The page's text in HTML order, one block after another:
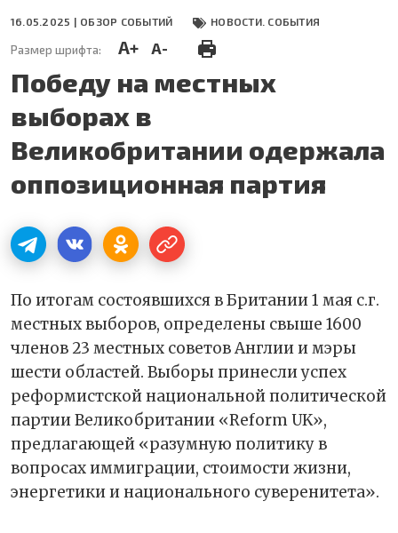
16.05.2025 | ОБЗОР СОБЫТИЙ НОВОСТИ. СОБЫТИЯ
Размер шрифта: A+ A-
Победу на местных
выборах в
Великобритании одержала
оппозиционная партия
По итогам состоявшихся в Британии 1 мая с.г.
местных выборов, определены свыше 1600
членов 23 местных советов Англии и мэры
шести областей. Выборы принесли успех
реформистской национальной политической
партии Великобритании «Reform UK»,
предлагающей «разумную политику в
вопросах иммиграции, стоимости жизни,
энергетики и национального суверенитета».